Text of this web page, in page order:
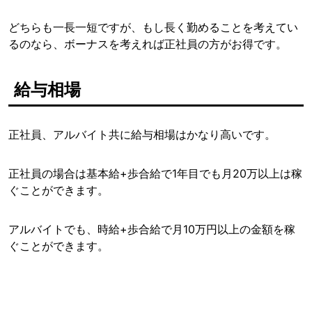
どちらも一長一短ですが、もし長く勤めることを考えてい
るのなら、ボーナスを考えれば正社員の方がお得です。
給与相場
正社員、アルバイト共に給与相場はかなり高いです。
正社員の場合は基本給+歩合給で1年目でも月20万以上は稼
ぐことができます。
アルバイトでも、時給+歩合給で月10万円以上の金額を稼
ぐことができます。